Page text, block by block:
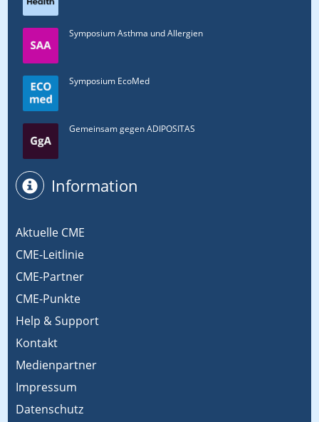
Symposium Asthma und Allergien
Symposium EcoMed
Gemeinsam gegen ADIPOSITAS
Information
Aktuelle CME
CME-Leitlinie
CME-Partner
CME-Punkte
Help & Support
Kontakt
Medienpartner
Impressum
Datenschutz